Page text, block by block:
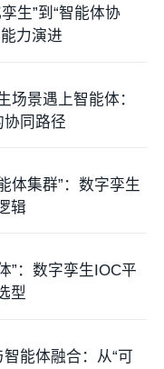
生”到“智能体协
力演进
场景遇上智能体：
协同路径
体集群”：数字孪生
辑
”：数字孪生IOC平
型
能体融合：从“可